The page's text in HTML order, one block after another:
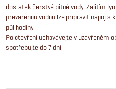
dostatek čerstvé pitné vody. Zalitím
převařenou vodou lze připravit nápoj s
půl hodiny.
Po otevření uchovávejte v uzavřeném
spotřebujte do 7 dní.